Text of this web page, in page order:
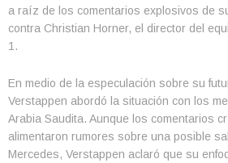
a raíz de los comentarios explosivos de
contra Christian Horner, el director del
1.
En medio de la especulación sobre su
Verstappen abordó la situación con los
Arabia Saudita. Aunque los comentarios
alimentaron rumores sobre una posible
Mercedes, Verstappen aclaró que su